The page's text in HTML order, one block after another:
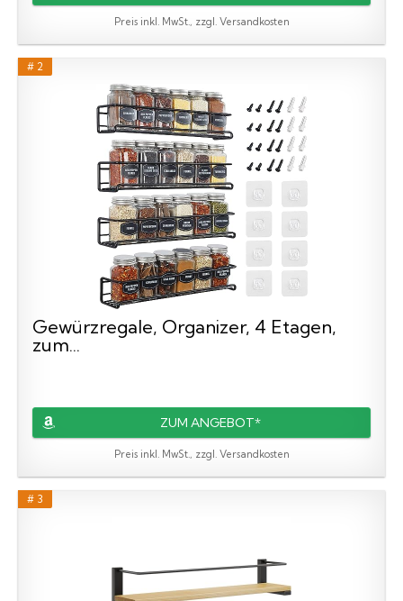
Preis inkl. MwSt., zzgl. Versandkosten
# 2
Gewürzregale, Organizer, 4 Etagen,
zum...
ZUM ANGEBOT*
Preis inkl. MwSt., zzgl. Versandkosten
# 3